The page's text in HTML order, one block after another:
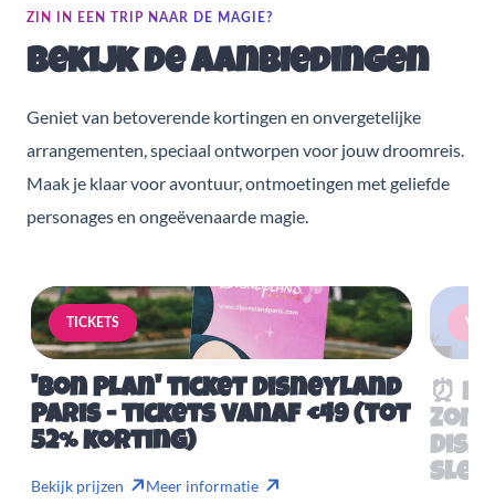
ZIN IN EEN TRIP NAAR DE MAGIE?
Bekijk de aanbiedingen
Geniet van betoverende kortingen en onvergetelijke
arrangementen, speciaal ontworpen voor jouw droomreis.
Maak je klaar voor avontuur, ontmoetingen met geliefde
personages en ongeëvenaarde magie.
TICKETS
'Bon Plan' ticket Disneyland
Paris - tickets vanaf €49 (tot
52% korting)
Bekijk prijzen Meer informatie
⏰